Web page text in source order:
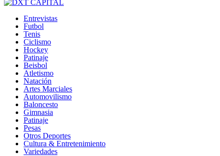
Entrevistas
Futbol
Tenis
Ciclismo
Hockey
Patinaje
Beisbol
Atletismo
Natación
Artes Marciales
Automovilismo
Baloncesto
Gimnasia
Patinaje
Pesas
Otros Deportes
Cultura & Entretenimiento
Variedades